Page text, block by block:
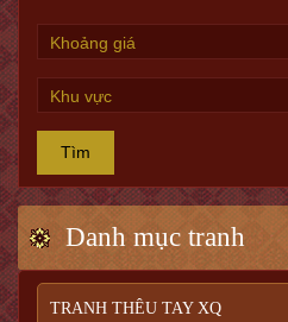
Tìm
Danh mục tranh
TRANH THÊU TAY XQ